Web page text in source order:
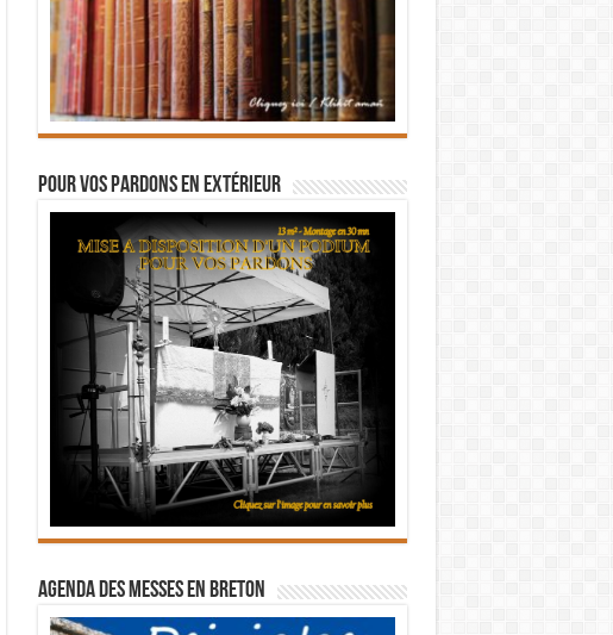
Pour vos pardons en extérieur
Agenda des messes en breton